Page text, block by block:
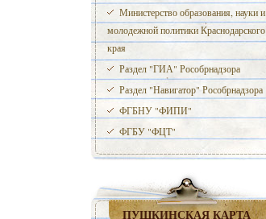
Министерство образования, науки и
молодежной политики Краснодарского
края
Раздел "ГИА" Рособрнадзора
Раздел "Навигатор" Рособрнадзора
ФГБНУ "ФИПИ"
ФГБУ "ФЦТ"
ПУШКИНСКАЯ КАРТА